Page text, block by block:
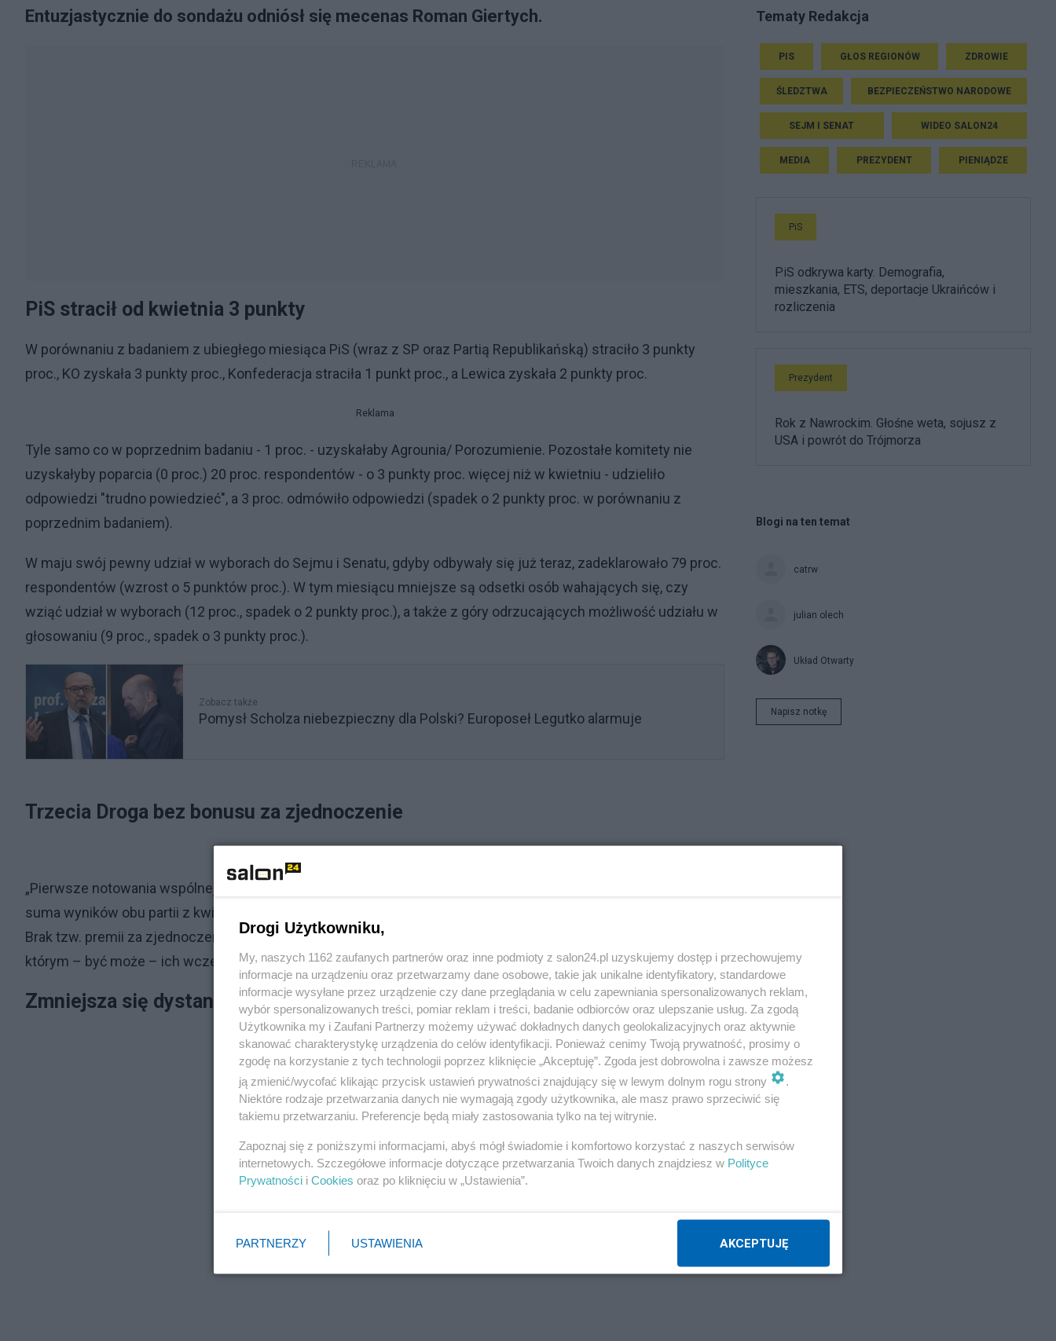
Entuzjastycznie do sondażu odniósł się mecenas Roman Giertych.
PiS stracił od kwietnia 3 punkty
W porównaniu z badaniem z ubiegłego miesiąca PiS (wraz z SP oraz Partią Republikańską) straciło 3 punkty
proc., KO zyskała 3 punkty proc., Konfederacja straciła 1 punkt proc., a Lewica zyskała 2 punkty proc.
Reklama
Tyle samo co w poprzednim badaniu - 1 proc. - uzyskałaby Agrounia/ Porozumienie. Pozostałe komitety nie
uzyskałyby poparcia (0 proc.) 20 proc. respondentów - o 3 punkty proc. więcej niż w kwietniu - udzieliło
odpowiedzi "trudno powiedzieć", a 3 proc. odmówiło odpowiedzi (spadek o 2 punkty proc. w porównaniu z
poprzednim badaniem).
W maju swój pewny udział w wyborach do Sejmu i Senatu, gdyby odbywały się już teraz, zadeklarowało 79 proc.
respondentów (wzrost o 5 punktów proc.). W tym miesiącu mniejsze są odsetki osób wahających się, czy
wziąć udział w wyborach (12 proc., spadek o 2 punkty proc.), a także z góry odrzucających możliwość udziału w
głosowaniu (9 proc., spadek o 3 punkty proc.).
Zobacz także
Pomysł Scholza niebezpieczny dla Polski? Europoseł Legutko alarmuje
Trzecia Droga bez bonusu za zjednoczenie
„Pierwsze notowania wspólnej koalicji Polski 2050 oraz PSL - Koalicji Polskiej okazały się mniej korzystne niż
suma wyników obu partii z kwietnia, kiedy występowały jeszcze pod własnymi szyldami (spadek o 2 punkty).
Brak tzw. premii za zjednoczenie można jednak tłumaczyć nowością tego przedsięwzięcia politycznego, z
którym – być może – ich wcześniejsi wyborcy muszą się jeszcze oswoić| - ocenia CBOS.
Zmniejsza się dystans między PiS a PO
Tematy Redakcja
PIS GŁOS REGIONÓW ZDROWIE
ŚLEDZTWA BEZPIECZEŃSTWO NARODOWE
SEJM I SENAT WIDEO SALON24
MEDIA PREZYDENT PIENIĄDZE
PiS
PiS odkrywa karty. Demografia,
mieszkania, ETS, deportacje Ukraińców i
rozliczenia
Prezydent
Rok z Nawrockim. Głośne weta, sojusz z
USA i powrót do Trójmorza
Blogi na ten temat
catrw
julian olech
Układ Otwarty
Napisz notkę
Drogi Użytkowniku,
My, naszych 1162 zaufanych partnerów oraz inne podmioty z salon24.pl uzyskujemy dostęp i przechowujemy
informacje na urządzeniu oraz przetwarzamy dane osobowe, takie jak unikalne identyfikatory, standardowe
informacje wysyłane przez urządzenie czy dane przeglądania w celu zapewniania spersonalizowanych reklam,
wybór spersonalizowanych treści, pomiar reklam i treści, badanie odbiorców oraz ulepszanie usług. Za zgodą
Użytkownika my i Zaufani Partnerzy możemy używać dokładnych danych geolokalizacyjnych oraz aktywnie
skanować charakterystykę urządzenia do celów identyfikacji. Ponieważ cenimy Twoją prywatność, prosimy o
zgodę na korzystanie z tych technologii poprzez kliknięcie „Akceptuję”. Zgoda jest dobrowolna i zawsze możesz
ją zmienić/wycofać klikając przycisk ustawień prywatności znajdujący się w lewym dolnym rogu strony
.
Niektóre rodzaje przetwarzania danych nie wymagają zgody użytkownika, ale masz prawo sprzeciwić się
takiemu przetwarzaniu. Preferencje będą miały zastosowania tylko na tej witrynie.
Zapoznaj się z poniższymi informacjami, abyś mógł świadomie i komfortowo korzystać z naszych serwisów
internetowych. Szczegółowe informacje dotyczące przetwarzania Twoich danych znajdziesz w Polityce
Prywatności i Cookies oraz po kliknięciu w „Ustawienia”.
PARTNERZY USTAWIENIA AKCEPTUJĘ